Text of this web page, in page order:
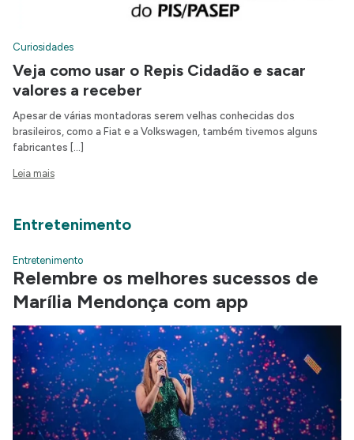
Curiosidades
Veja como usar o Repis Cidadão e sacar
valores a receber
Apesar de várias montadoras serem velhas conhecidas dos
brasileiros, como a Fiat e a Volkswagen, também tivemos alguns
fabricantes […]
Leia mais
Entretenimento
Entretenimento
Relembre os melhores sucessos de
Marília Mendonça com app